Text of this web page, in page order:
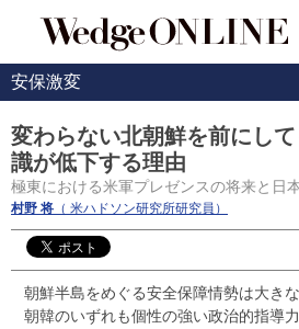
安保激変
変わらない北朝鮮を前にし
識が低下する理由
極東における米軍プレゼンスの将来と日
村野 将 （ 米ハドソン研究所研究員）
朝鮮半島をめぐる安全保障情勢は大き
朝韓のいずれも個性の強い政治的指導